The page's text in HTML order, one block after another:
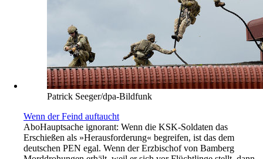
Patrick Seeger/dpa-Bildfunk
Wenn der Feind auftaucht
AboHauptsache ignorant: Wenn die KSK-Soldaten das
Erschießen als »Herausforderung« begreifen, ist das dem
deutschen PEN egal. Wenn der Erzbischof von Bamberg